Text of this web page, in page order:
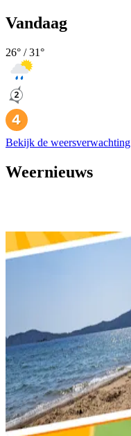
Vandaag
26° /31°
Bekijk de weersverwachting
Weernieuws